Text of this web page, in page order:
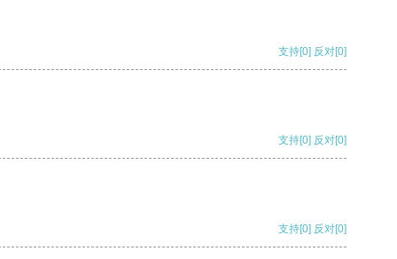
支持[0] 反对[0]
支持[0] 反对[0]
支持[0] 反对[0]